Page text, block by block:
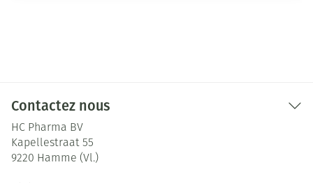
Contactez nous
HC Pharma BV
Kapellestraat 55
9220 Hamme (Vl.)